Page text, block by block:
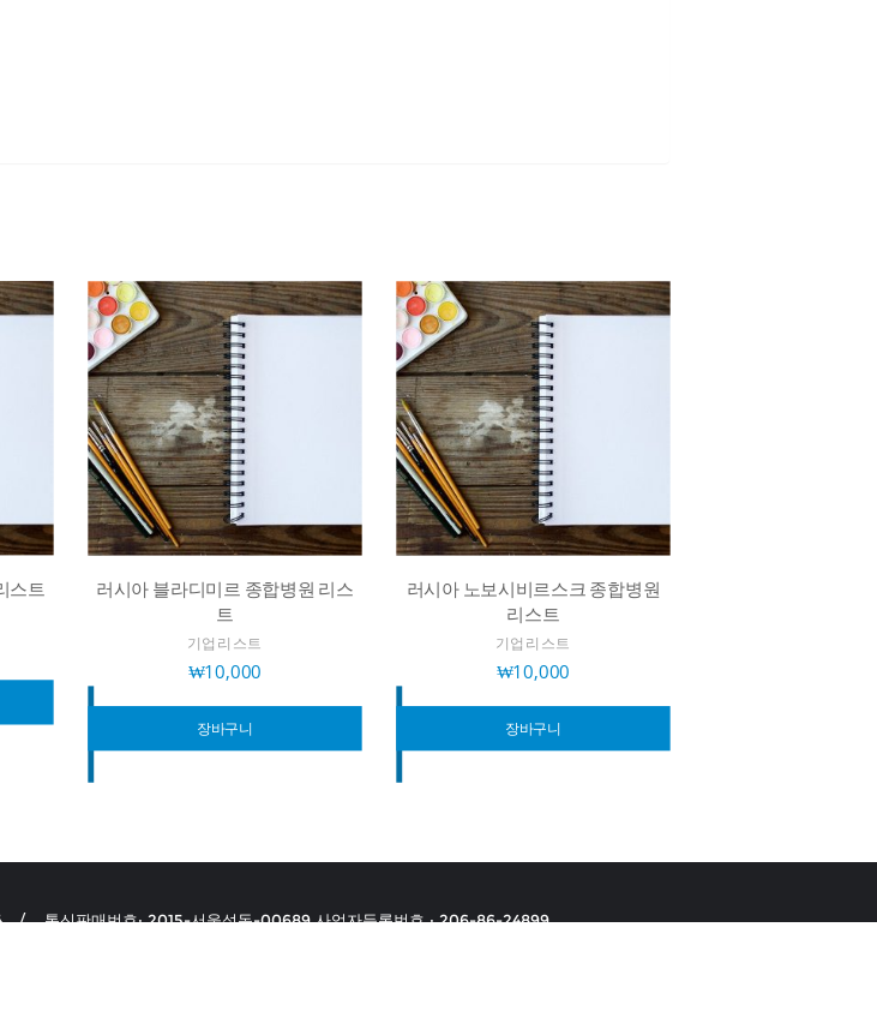
스트 러시아 블라디미르 종합병원 리스
트
기업리스트
₩10,000
장바구니
러시아 노보시비르스크 종합병원
리스트
기업리스트
₩10,000
장바구니
통신판매번호: 2015-서울성동-00689.사업자등록번호 : 206-86-24899